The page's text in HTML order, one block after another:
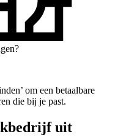
om een betaalbare
die bij je past.
uit